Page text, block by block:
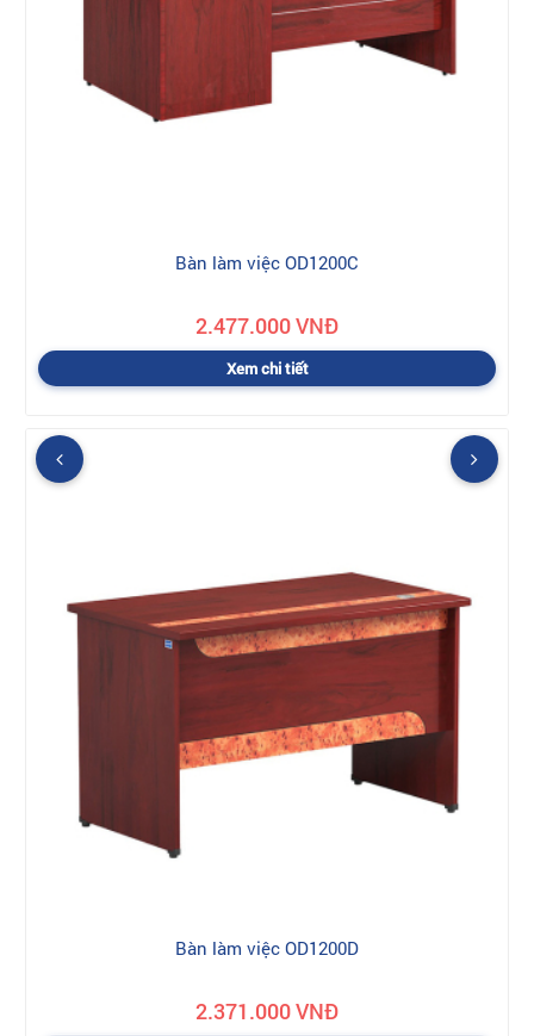
Bàn làm việc OD1200C
2.477.000 VNĐ
Xem chi tiết
Bàn làm việc OD1200D
2.371.000 VNĐ